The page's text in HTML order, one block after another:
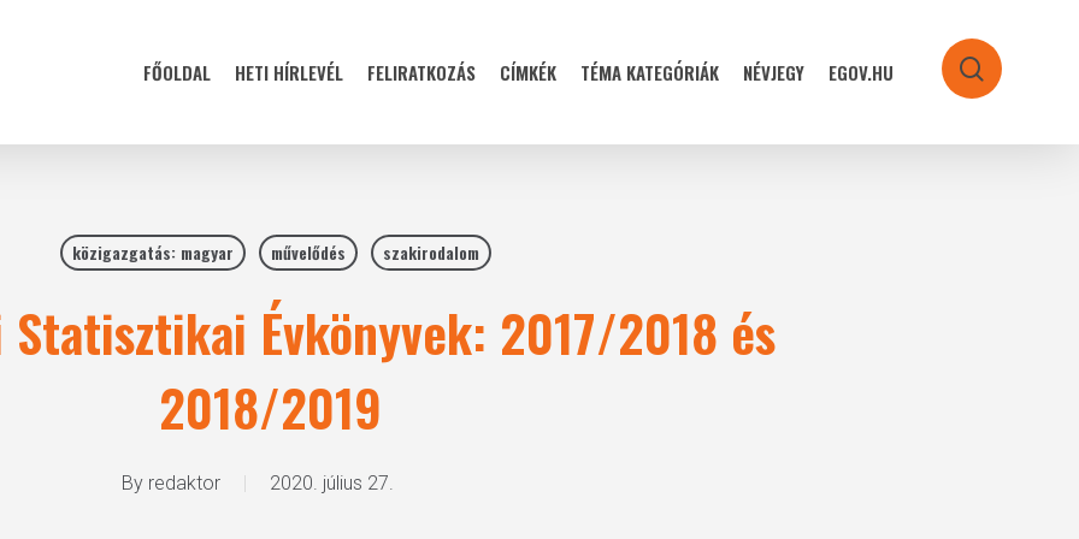
FŐOLDAL HETI HÍRLEVÉL FELIRATKOZÁS CÍMKÉK TÉMA KATEGÓRIÁK NÉVJEGY EGOV.HU search
közigazgatás: magyar művelődés szakirodalom
Statisztikai Évkönyvek: 2017/2018 és
2018/2019
By redaktor 2020. július 27.